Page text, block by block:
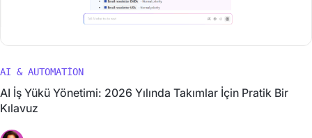
AI & AUTOMATION
AI İş Yükü Yönetimi: 2026 Yılında Takımlar İçin Pratik Bir
Kılavuz